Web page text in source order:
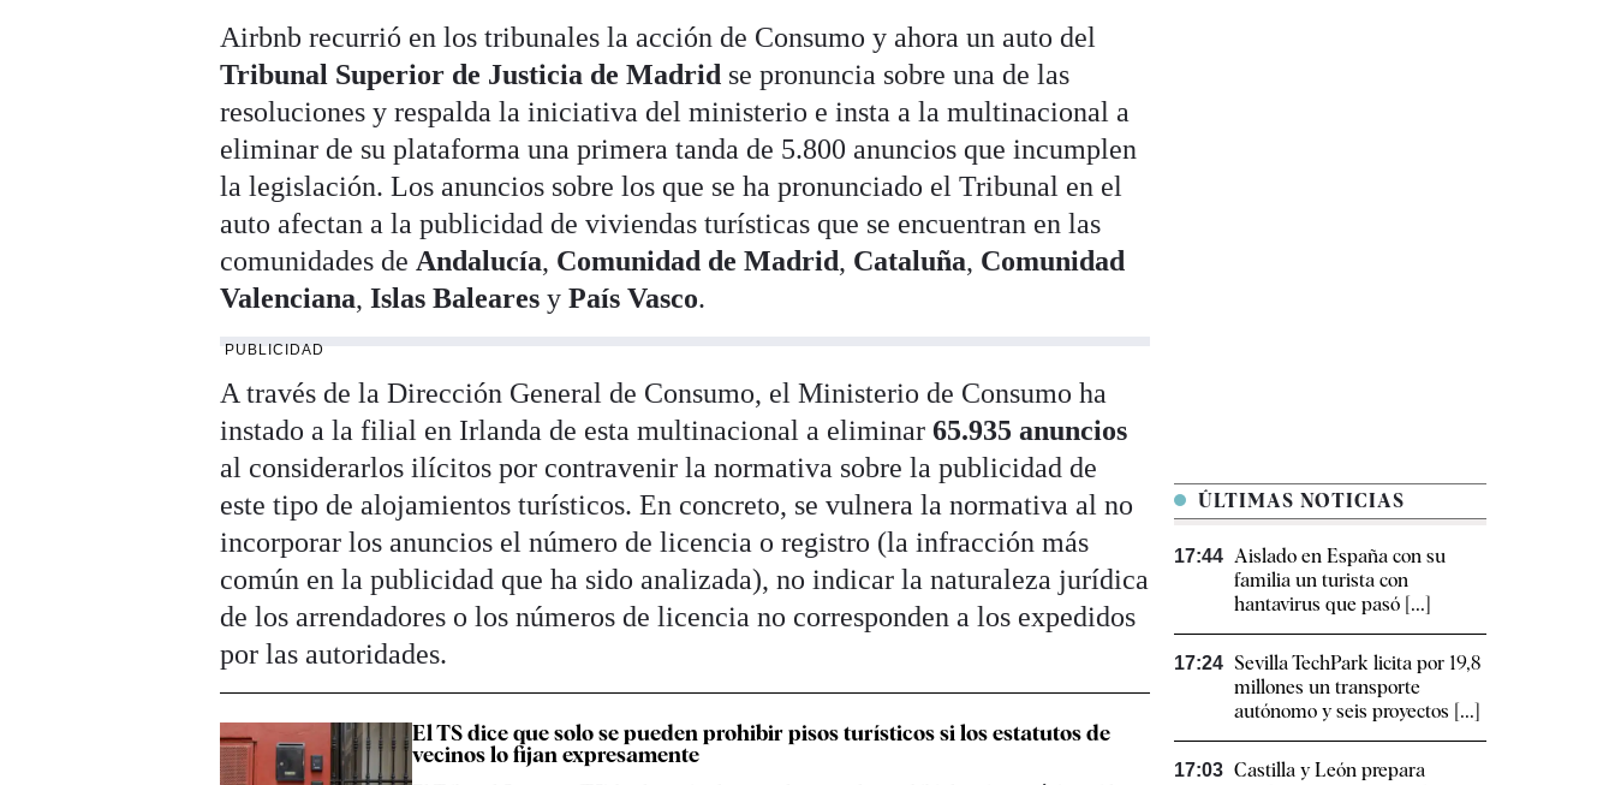
Airbnb recurrió en los tribunales la acción de Consumo y ahora un auto del
Tribunal Superior de Justicia de Madrid se pronuncia sobre una de las
resoluciones y respalda la iniciativa del ministerio e insta a la multinacional a
eliminar de su plataforma una primera tanda de 5.800 anuncios que incumplen
la legislación. Los anuncios sobre los que se ha pronunciado el Tribunal en el
auto afectan a la publicidad de viviendas turísticas que se encuentran en las
comunidades de Andalucía, Comunidad de Madrid, Cataluña, Comunidad
Valenciana,Islas Baleares yPaís Vasco.
PUBLICIDAD
A través de la Dirección General de Consumo, el Ministerio de Consumo ha
instado a la filial en Irlanda de esta multinacional a eliminar65.935 anuncios
al considerarlos ilícitos por contravenir la normativa sobre la publicidad de
este tipo de alojamientos turísticos. En concreto, se vulnera la normativa al no
incorporar los anuncios el número de licencia o registro (la infracción más
común en la publicidad que ha sido analizada), no indicar la naturaleza jurídica
de los arrendadores o los números de licencia no corresponden a los expedidos
por las autoridades.
El TS dice que solo se pueden prohibir pisos turísticos si los estatutos de
vecinos lo fijan expresamente
ÚLTIMAS NOTICIAS
17:44 Aislado en España con su
familia un turista con
hantavirus que pasó [...]
17:24 Sevilla TechPark licita por 19,8
millones un transporte
autónomo y seis proyectos [...]
17:03 Castilla y León prepara